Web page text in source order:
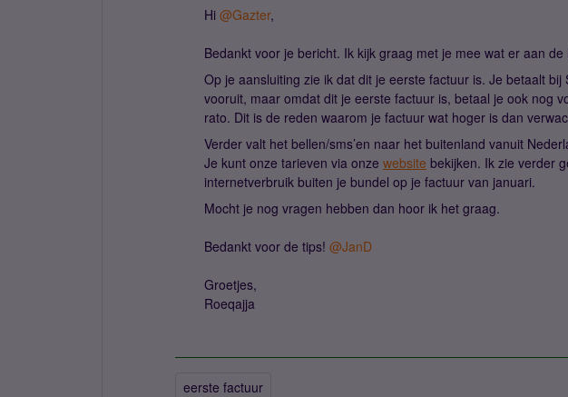
Hi ​ @Gazter,
Bedankt voor je bericht. Ik kijk graag met je mee wat er aan de
Op je aansluiting zie ik dat dit je eerste factuur is. Je betaalt bij
vooruit, maar omdat dit je eerste factuur is, betaal je ook nog
rato. Dit is de reden waarom je factuur wat hoger is dan
Verder valt het bellen/sms’en naar het buitenland vanuit
Je kunt onze tarieven via onze website bekijken. Ik zie verder
internetverbruik buiten je bundel op je factuur van januari.
Mocht je nog vragen hebben dan hoor ik het graag.
Bedankt voor de tips! ​ @JanD
Groetjes,
Roeqajja
eerste factuur